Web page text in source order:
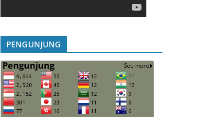
PENGUNJUNG